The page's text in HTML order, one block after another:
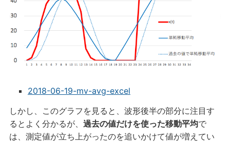
2018-06-19-mv-avg-excel
しかし、このグラフを見ると、波形後半の部分に注目す
るとよく分かるが、 過去の値だけを使った移動平均で
は、測定値が立ち上がったのを追いかけて値が増えてい